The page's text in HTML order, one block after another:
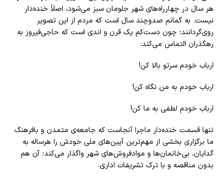
هر سال در چهارراه‌های شهر جلومان سبز می‌شود، اصلاً خنده‌دار
نیست. به گمانم صدوچند سال است که مردم از این تصویر
روی‌گردانند؛ چون دست‌کم یک قرن و اندی است که حاجی‌فیروز به
رهگذران التماس می‌کند:
ارباب خودم سرتو بالا کن!
ارباب خودم به من نگاه کن!
ارباب خودم لطفی به ما کن!
تنها قسمت خنده‌دار ماجرا آنجاست که جامعه‌ی متمدن و بافرهنگ
ما برگزاری بخشی از مهم‌ترین آیین‌های ملی خودش را هرساله به
گدایان، بی‌خانمان‌ها و موادفروش‌های شهر واگذار می‌کند؛ آن هم
بدون مناقصه و با ترک تشریفات اداری.